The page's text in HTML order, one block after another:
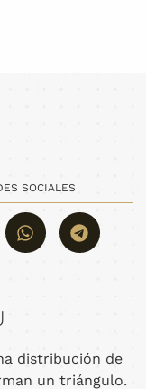
distribución de
un triángulo.
SOCIALES